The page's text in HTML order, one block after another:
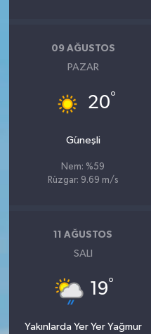
09 AĞUSTOS
PAZAR
20°
Güneşli
Nem: %59
Rüzgar: 9.69 m/s
11 AĞUSTOS
SALI
19°
Yakınlarda Yer Yer Yağmur